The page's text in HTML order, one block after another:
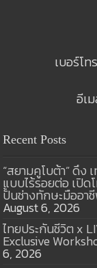
เบอร์โ
อีเ
Recent Posts
“สยามคูโบต้า” ดึง
แบบไร้รอยต่อ เปิด
ปั้นช่างทักษะมืออา
August 6, 2026
ไทยประกันชีวิต x
Exclusive
6, 2026